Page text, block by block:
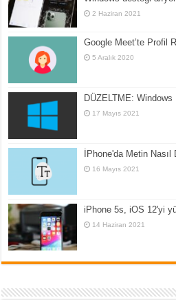
2 Haziran 2021
Google Meet’te Profil
5 Aralık 2020
DÜZELTME: Windows
17 Mayıs 2021
İPhone'da Metin Nasıl
16 Mayıs 2021
iPhone 5s, iOS 12'yi
14 Haziran 2021